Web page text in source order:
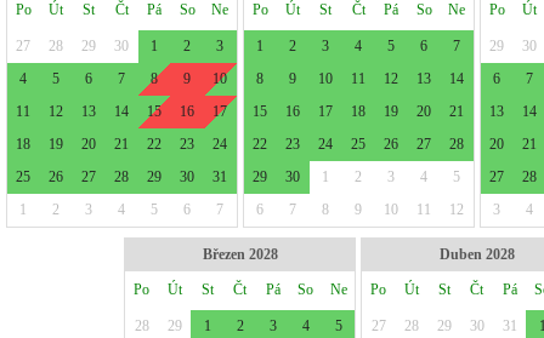
Po Út St Čt Pá So Ne
27 28 29 30 1 2
3
4
5 6 7 8 9
10
11
12 13 14 15 16
17
18
19 20 21 22 23
24
25
26 27 28 29 30
31
1
2 3 4 5 6 7
Po Út St Čt Pá So Ne
1 2 3 4 5 6
7
8
9 10 11 12 13
14
15
16 17 18 19 20
21
22
23 24 25 26 27
28
29
30 1 2 3 4
5
6
7 8 9 10 11 12
Po Út
29
30
6
7
13
14
20
21
27
28
3
4
Březen 2028
Po Út St Čt Pá So Ne
28 29 1 2 3 4
5
Duben 2028
Po Út St Čt Pá
27 28 29 30 31